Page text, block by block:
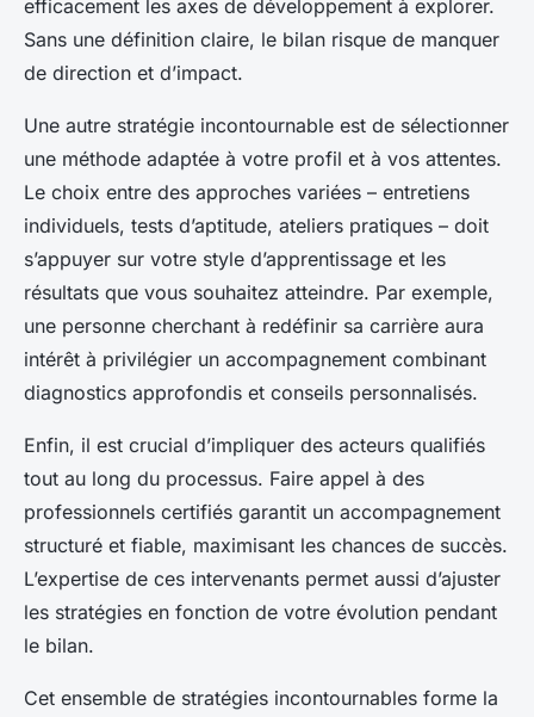
efficacement les axes de développement à explorer.
Sans une définition claire, le bilan risque de manquer
de direction et d’impact.
Une autre stratégie incontournable est de sélectionner
une méthode adaptée à votre profil et à vos attentes.
Le choix entre des approches variées – entretiens
individuels, tests d’aptitude, ateliers pratiques – doit
s’appuyer sur votre style d’apprentissage et les
résultats que vous souhaitez atteindre. Par exemple,
une personne cherchant à redéfinir sa carrière aura
intérêt à privilégier un accompagnement combinant
diagnostics approfondis et conseils personnalisés.
Enfin, il est crucial d’impliquer des acteurs qualifiés
tout au long du processus. Faire appel à des
professionnels certifiés garantit un accompagnement
structuré et fiable, maximisant les chances de succès.
L’expertise de ces intervenants permet aussi d’ajuster
les stratégies en fonction de votre évolution pendant
le bilan.
Cet ensemble de stratégies incontournables forme la